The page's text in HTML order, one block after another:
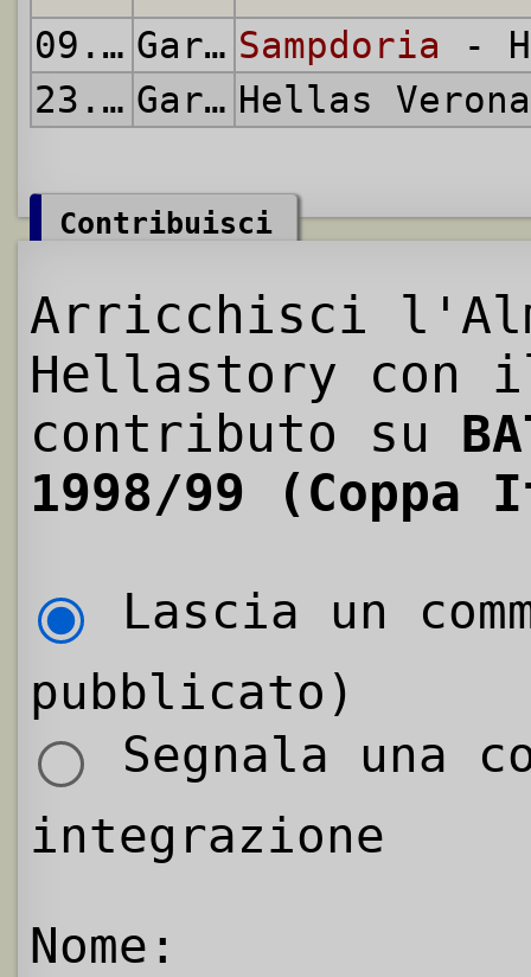
09.09.1998
Gara di Andata Sampdoria -
23.09.1998
Gara di Ritorno Hellas
Contribuisci
Arricchisci
Hellastory con
contributo su
1998/99
Lascia un
pubblicato)
Segnala una
integrazione
Nome: